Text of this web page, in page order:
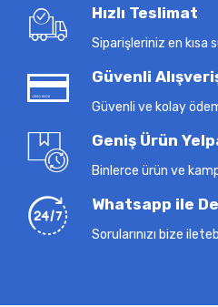
Hızlı Teslimat
Siparişleriniz en kısa
Güvenli
Güvenli ve kolay
Geniş Ürün
Binlerce ürün ve
Whatsapp ile
Sorularınızı bize